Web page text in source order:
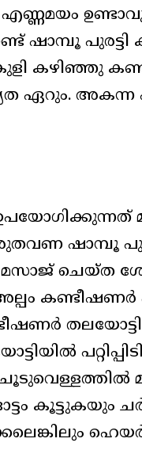
ഷാമ്പൂ പുരട്ടി
കഴിഞ്ഞു
ഏറും. അകന്ന
ഷാമ്പൂ
മസാജ് ചെയ്ത
കണ്ടീഷണര്‍
കൂട്ടുകയും